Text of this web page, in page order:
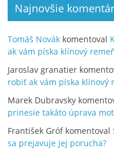
Najnovšie
Tomáš Novák komentoval
ak vám píska klínový
Jaroslav granatier
robiť ak vám píska klínový
Marek Dubravsky
prinesie takáto úprava
František Grófkomentoval
sa prejavuje jej porucha?